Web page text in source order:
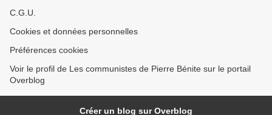
C.G.U.
Cookies et données personnelles
Préférences cookies
Voir le profil de Les communistes de Pierre Bénite sur le portail
Overblog
Créer un blog sur Overblog